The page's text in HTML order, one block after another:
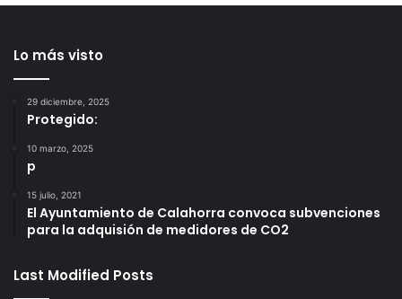
Lo más visto
29 diciembre, 2025
Protegido:
10 marzo, 2025
p
15 julio, 2021
El Ayuntamiento de Calahorra convoca subvenciones
para la adquisión de medidores de CO2
Last Modified Posts